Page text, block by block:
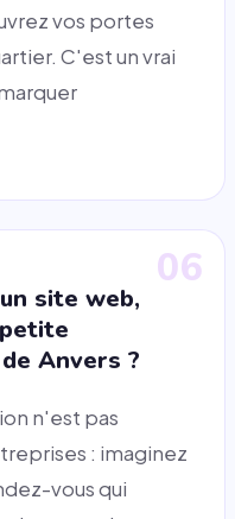
vos portes
C'est un vrai
06
site web,
Anvers ?
n'est pas
: imaginez
vous qui